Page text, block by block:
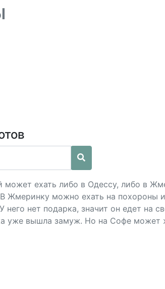
может ехать либо в Одессу, либо в
Жмеринку можно ехать на похороны
нет подарка, значит он едет на
уже вышла замуж. Но на Софе может